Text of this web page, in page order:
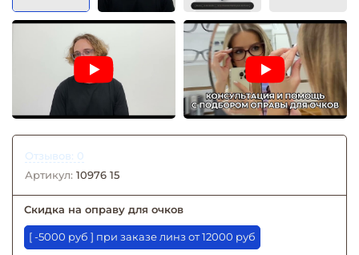
Отзывов: 0
Артикул: 10976 15
Скидка на оправу для очков
[ -5000 руб ] при заказе линз от 12000 руб